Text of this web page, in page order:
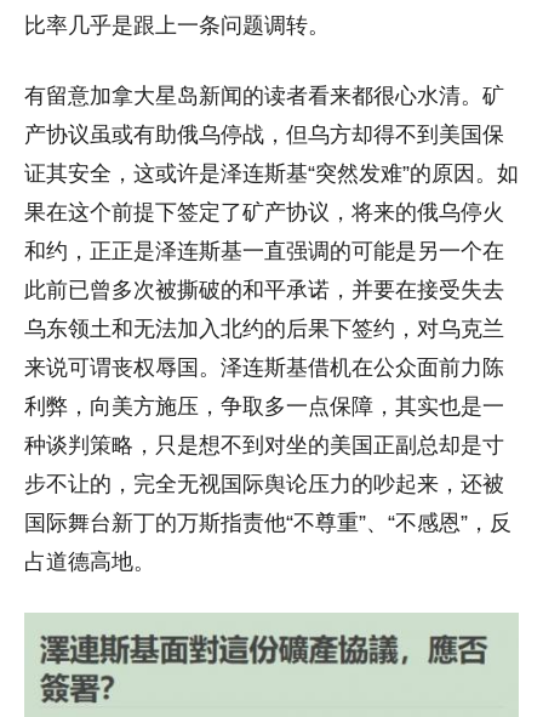
比率几乎是跟上一条问题调转。
有留意加拿大星岛新闻的读者看来都很心水清。矿
产协议虽或有助俄乌停战，但乌方却得不到美国保
证其安全，这或许是泽连斯基“突然发难”的原因。如
果在这个前提下签定了矿产协议，将来的俄乌停火
和约，正正是泽连斯基一直强调的可能是另一个在
此前已曾多次被撕破的和平承诺，并要在接受失去
乌东领土和无法加入北约的后果下签约，对乌克兰
来说可谓丧权辱国。泽连斯基借机在公众面前力陈
利弊，向美方施压，争取多一点保障，其实也是一
种谈判策略，只是想不到对坐的美国正副总却是寸
步不让的，完全无视国际舆论压力的吵起来，还被
国际舞台新丁的万斯指责他“不尊重”、“不感恩”，反
占道德高地。